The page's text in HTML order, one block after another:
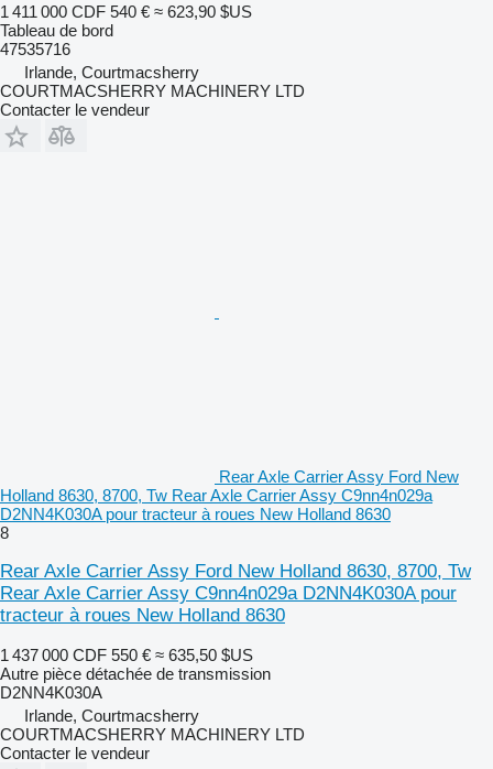
1 411 000 CDF 540 € ≈ 623,90 $US
Tableau de bord
47535716
Irlande, Courtmacsherry
COURTMACSHERRY MACHINERY LTD
Contacter le vendeur
Rear Axle Carrier Assy Ford New
Holland 8630, 8700, Tw Rear Axle Carrier Assy C9nn4n029a
D2NN4K030A pour tracteur à roues New Holland 8630
8
Rear Axle Carrier Assy Ford New Holland 8630, 8700, Tw
Rear Axle Carrier Assy C9nn4n029a D2NN4K030A pour
tracteur à roues New Holland 8630
1 437 000 CDF 550 € ≈ 635,50 $US
Autre pièce détachée de transmission
D2NN4K030A
Irlande, Courtmacsherry
COURTMACSHERRY MACHINERY LTD
Contacter le vendeur